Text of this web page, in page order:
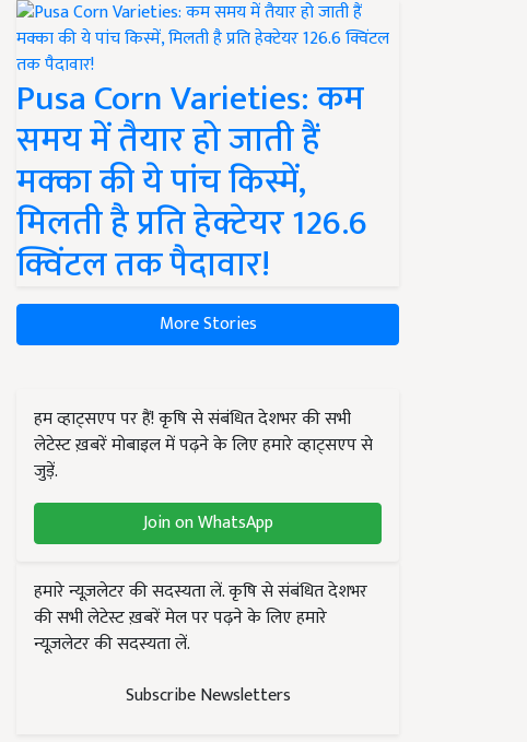
Pusa Corn Varieties: कम
समय में तैयार हो जाती हैं
मक्का की ये पांच किस्में,
मिलती है प्रति हेक्टेयर 126.6
क्विंटल तक पैदावार!
More Stories
हम व्हाट्सएप पर हैं! कृषि से संबंधित देशभर की सभी
लेटेस्ट ख़बरें मोबाइल में पढ़ने के लिए हमारे व्हाट्सएप से
जुड़ें.
Join on WhatsApp
हमारे न्यूज़लेटर की सदस्यता लें. कृषि से संबंधित देशभर
की सभी लेटेस्ट ख़बरें मेल पर पढ़ने के लिए हमारे
न्यूज़लेटर की सदस्यता लें.
Subscribe Newsletters